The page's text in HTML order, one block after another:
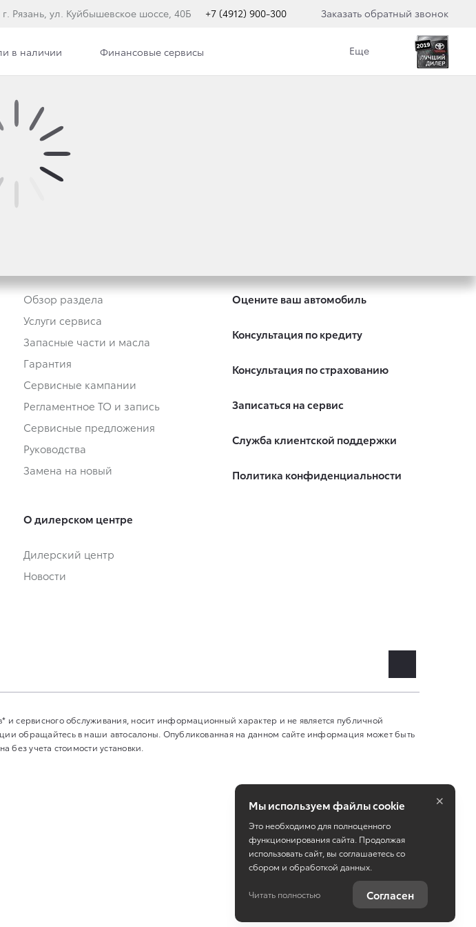
г. Рязань, ул. Куйбышевское шоссе, 40Б +7 (4912) 900-300 Заказать обратный звонок
в наличии Финансовые сервисы Еще
Обзор раздела
Услуги сервиса
Запасные части и масла
Гарантия
Сервисные кампании
Регламентное ТО и запись
Сервисные предложения
Руководства
Замена на новый
О дилерском центре
Дилерский центр
Новости
Оцените ваш автомобиль
Консультация по кредиту
Консультация по страхованию
Записаться на сервис
Служба клиентской поддержки
Политика конфиденциальности
сервисного обслуживания, носит информационный характер и не является публичной
обращайтесь в наши автосалоны. Опубликованная на данном сайте информация может быть
без учета стоимости установки.
Работает на технологияхTradeDealer
Мы используем файлы cookie
Это необходимо для полноценного
функционирования сайта. Продолжая
использовать сайт, вы соглашаетесь со
сбором и обработкой данных.
Читать полностью Согласен
×